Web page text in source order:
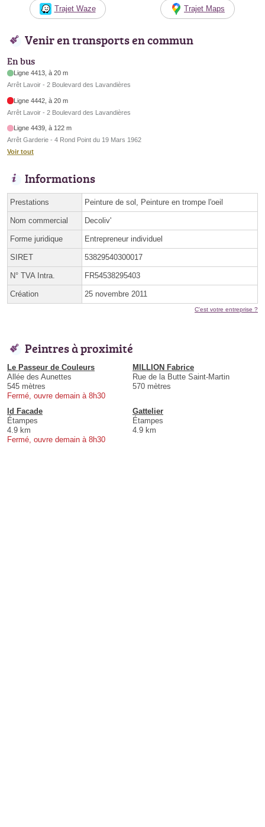
Trajet Waze Trajet Maps
Venir en transports en commun
En bus
Ligne 4413, à 20 m
Arrêt Lavoir - 2 Boulevard des Lavandières
Ligne 4442, à 20 m
Arrêt Lavoir - 2 Boulevard des Lavandières
Ligne 4439, à 122 m
Arrêt Garderie - 4 Rond Point du 19 Mars 1962
Voir tout
Informations
Prestations Peinture de sol, Peinture en trompe l'oeil
Nom commercial Decoliv'
Forme juridique Entrepreneur individuel
SIRET 53829540300017
N° TVA Intra. FR54538295403
Création 25 novembre 2011
C'est votre entreprise ?
Peintres à proximité
Le Passeur de Couleurs
Allée des Aunettes
545 mètres
Fermé, ouvre demain à 8h30
MILLION Fabrice
Rue de la Butte Saint-Martin
570 mètres
Id Facade
Étampes
4.9 km
Fermé, ouvre demain à 8h30
Gattelier
Étampes
4.9 km